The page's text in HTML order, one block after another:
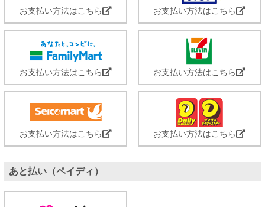
お支払い方法はこちら お支払い方法はこちら
お支払い方法はこちら お支払い方法はこちら
お支払い方法はこちら お支払い方法はこちら
あと払い（ペイディ）